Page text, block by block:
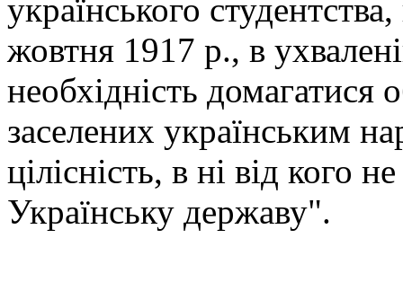
українського
жовтня 1917 р., в
необхідність домагатися
заселених українським
цілісність, в ні від кого
Українську державу".